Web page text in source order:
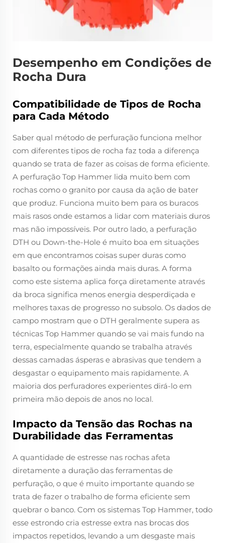
Desempenho em Condições de
Rocha Dura
Compatibilidade de Tipos de Rocha
para Cada Método
Saber qual método de perfuração funciona melhor
com diferentes tipos de rocha faz toda a diferença
quando se trata de fazer as coisas de forma eficiente.
A perfuração Top Hammer lida muito bem com
rochas como o granito por causa da ação de bater
que produz. Funciona muito bem para os buracos
mais rasos onde estamos a lidar com materiais duros
mas não impossíveis. Por outro lado, a perfuração
DTH ou Down-the-Hole é muito boa em situações
em que encontramos coisas super duras como
basalto ou formações ainda mais duras. A forma
como este sistema aplica força diretamente através
da broca significa menos energia desperdiçada e
melhores taxas de progresso no subsolo. Os dados de
campo mostram que o DTH geralmente supera as
técnicas Top Hammer quando se vai mais fundo na
terra, especialmente quando se trabalha através
dessas camadas ásperas e abrasivas que tendem a
desgastar o equipamento mais rapidamente. A
maioria dos perfuradores experientes dirá-lo em
primeira mão depois de anos no local.
Impacto da Tensão das Rochas na
Durabilidade das Ferramentas
A quantidade de estresse nas rochas afeta
diretamente a duração das ferramentas de
perfuração, o que é muito importante quando se
trata de fazer o trabalho de forma eficiente sem
quebrar o banco. Com os sistemas Top Hammer, todo
esse estrondo cria estresse extra nas brocas dos
impactos repetidos, levando a um desgaste mais